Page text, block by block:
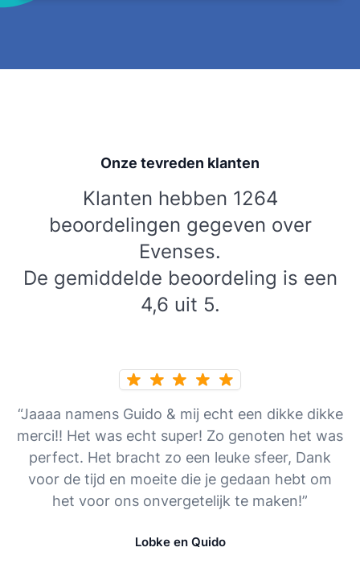
Onze tevreden klanten
Klanten hebben 1264
beoordelingen gegeven over
Evenses.
De gemiddelde beoordeling is een
4,6 uit 5.
“Jaaaa namens Guido & mij echt een dikke dikke
merci!! Het was echt super! Zo genoten het was
perfect. Het bracht zo een leuke sfeer, Dank
voor de tijd en moeite die je gedaan hebt om
het voor ons onvergetelijk te maken!”
Lobke en Quido